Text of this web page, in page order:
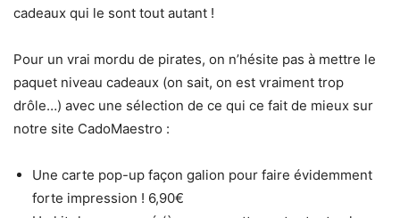
cadeaux qui le sont tout autant !
Pour un vrai mordu de pirates, on n’hésite pas à mettre le
paquet niveau cadeaux (on sait, on est vraiment trop
drôle…) avec une sélection de ce qui ce fait de mieux sur
notre site CadoMaestro :
Une carte pop-up façon galion pour faire évidemment
forte impression ! 6,90€